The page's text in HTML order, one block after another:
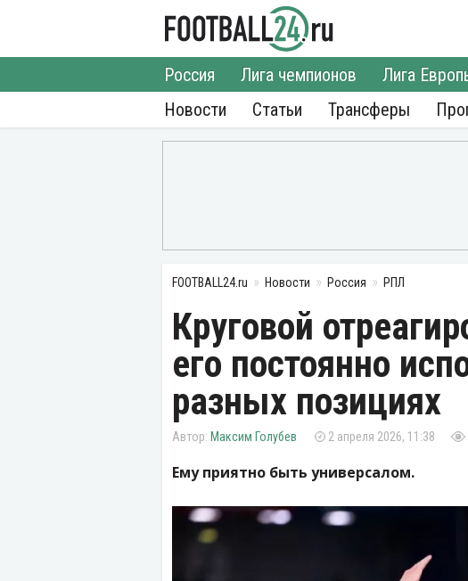
Новости
Россия Лига чемпионов Лига
Статьи
Трансферы
FOOTBALL24.ru Новости Россия РПЛ
Круговой
его постоянно
разных позициях
Максим Голубев 2 апреля 2026, 11:38
Ему приятно быть универсалом.